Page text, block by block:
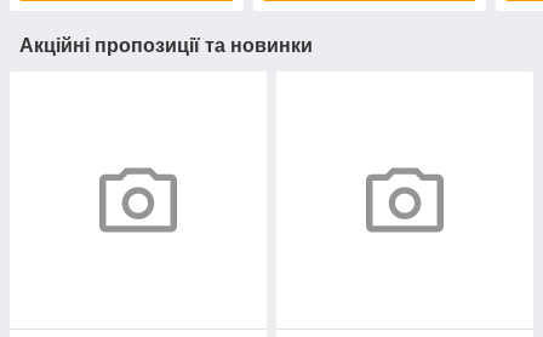
Акційні пропозиції та новинки